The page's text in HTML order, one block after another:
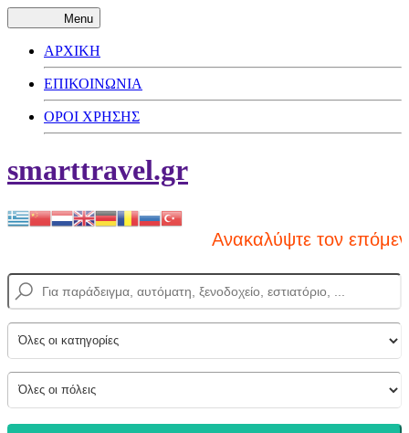
Menu
ΑΡΧΙΚΗ
ΕΠΙΚΟΙΝΩΝΙΑ
ΟΡΟΙ ΧΡΗΣΗΣ
smarttravel.gr
Ανακαλύψτε τον